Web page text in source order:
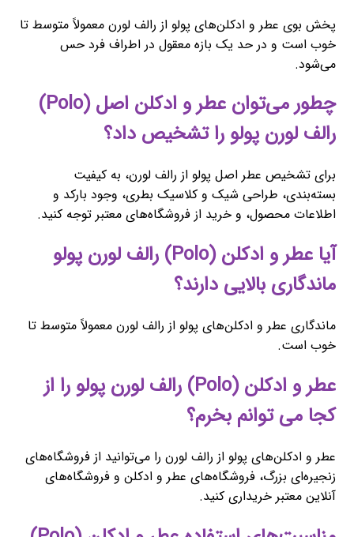
پخش بوی عطر و ادکلن‌های پولو از رالف لورن معمولاً متوسط تا
خوب است و در حد یک بازه معقول در اطراف فرد حس
می‌شود.
چطور می‌توان عطر و ادکلن اصل (Polo)
رالف لورن پولو را تشخیص داد؟
برای تشخیص عطر اصل پولو از رالف لورن، به کیفیت
بسته‌بندی، طراحی شیک و کلاسیک بطری، وجود بارکد و
اطلاعات محصول، و خرید از فروشگاه‌های معتبر توجه کنید.
آیا عطر و ادکلن (Polo) رالف لورن پولو
ماندگاری بالایی دارند؟
ماندگاری عطر و ادکلن‌های پولو از رالف لورن معمولاً متوسط تا
خوب است.
عطر و ادکلن (Polo) رالف لورن پولو را از
کجا می توانم بخرم؟
عطر و ادکلن‌های پولو از رالف لورن را می‌توانید از فروشگاه‌های
زنجیره‌ای بزرگ، فروشگاه‌های عطر و ادکلن و فروشگاه‌های
آنلاین معتبر خریداری کنید.